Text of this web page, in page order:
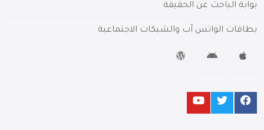
بوابة الباحث عن الحقيقة
بطاقات الواتس آب والشبكات الاجتماعية